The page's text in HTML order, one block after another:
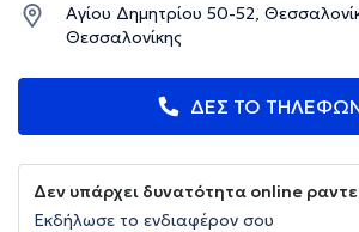
Αγίου Δημητρίου 50-52,
Θεσσαλονίκης
ΔΕΣ ΤΟ
Δεν υπάρχει δυνατότητα online
Εκδήλωσε το ενδιαφέρον σου